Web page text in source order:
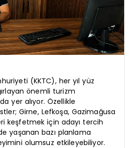
(KKTC), her yıl yüz
önemli turizm
yer alıyor. Özellikle
Girne, Lefkoşa, Gazimağusa
keşfetmek için adayı tercih
yaşanan bazı planlama
olumsuz etkileyebiliyor.